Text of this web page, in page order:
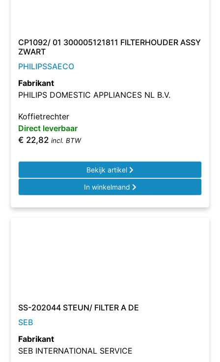
CP1092/ 01 300005121811 FILTERHOUDER ASSY
ZWART
PHILIPSSAECO
Fabrikant
PHILIPS DOMESTIC APPLIANCES NL B.V.
Koffietrechter
Direct leverbaar
€ 22,82 incl. BTW
Bekijk artikel
In winkelmand
SS-202044 STEUN/ FILTER A DE
SEB
Fabrikant
SEB INTERNATIONAL SERVICE